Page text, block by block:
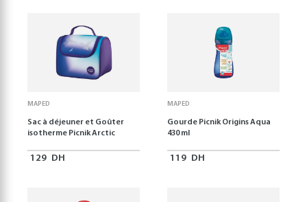
MAPED
Sac à déjeuner et Goûter
isotherme Picnik Arctic
129 DH
MAPED
Gourde Picnik Origins Aqua
430 ml
119 DH